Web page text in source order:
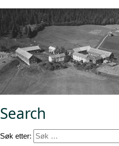
Search
Søk etter: